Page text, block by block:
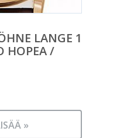
LANGE 1
HOPEA /
»